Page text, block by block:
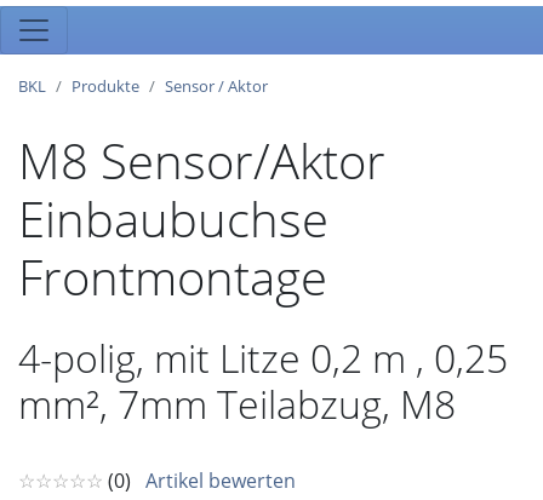
BKL Produkte Sensor / Aktor
M8 Sensor/Aktor
Einbaubuchse
Frontmontage
4-polig, mit Litze 0,2 m , 0,25
mm², 7mm Teilabzug, M8
☆☆☆☆☆ (0) Artikel bewerten